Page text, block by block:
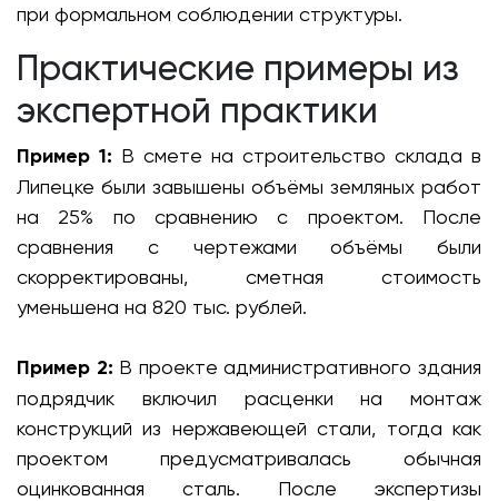
при формальном соблюдении структуры.
Практические примеры из
экспертной практики
Пример 1: В смете на строительство склада в
Липецке были завышены объёмы земляных работ
на 25% по сравнению с проектом. После
сравнения с чертежами объёмы были
скорректированы, сметная стоимость
уменьшена на 820 тыс. рублей.
Пример 2: В проекте административного здания
подрядчик включил расценки на монтаж
конструкций из нержавеющей стали, тогда как
проектом предусматривалась обычная
оцинкованная сталь. После экспертизы